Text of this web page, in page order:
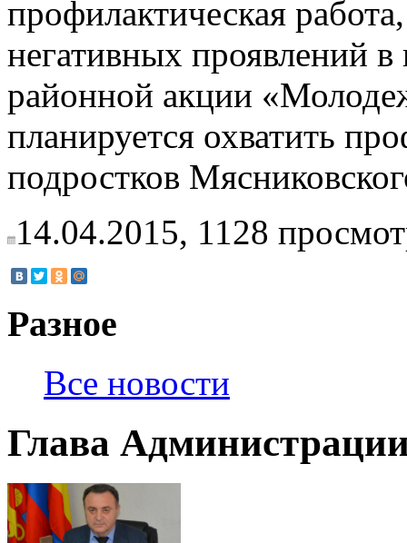
профилактическая
негативных проявлений
районной акции
планируется охватить
подростков
14.04.2015, 1128
Разное
Все новости
Глава